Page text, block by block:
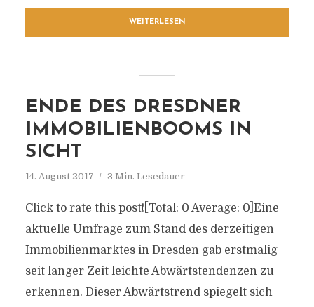
WEITERLESEN
ENDE DES DRESDNER
IMMOBILIENBOOMS IN
SICHT
14. August 2017 3 Min. Lesedauer
Click to rate this post![Total: 0 Average: 0]Eine
aktuelle Umfrage zum Stand des derzeitigen
Immobilienmarktes in Dresden gab erstmalig
seit langer Zeit leichte Abwärtstendenzen zu
erkennen. Dieser Abwärtstrend spiegelt sich